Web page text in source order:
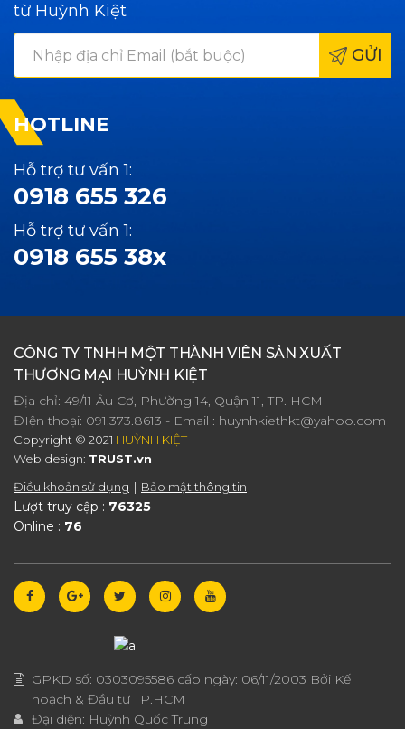
từ Huỳnh Kiệt
GỬI
HOTLINE
Hỗ trợ tư vấn 1:
0918 655 326
Hỗ trợ tư vấn 1:
0918 655 38x
CÔNG TY TNHH MỘT THÀNH VIÊN SẢN XUẤT
THƯƠNG MẠI HUỲNH KIỆT
Địa chỉ: 49/11 Âu Cơ, Phường 14, Quận 11, TP. HCM
ĐIện thoại: 091.373.8613 - Email : huynhkiethkt@yahoo.com
Copyright © 2021 HUỲNH KIỆT
Web design: TRUST.vn
Điều khoản sử dụng
Bảo mật thông tin
Lượt truy cập : 76325
Online : 76
GPKD số: 0303095586 cấp ngày: 06/11/2003 Bởi Kế
hoạch & Đầu tư TP.HCM
Đại diện: Huỳnh Quốc Trung